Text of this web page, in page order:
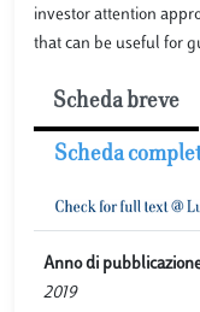
investor attention
that can be useful for
Scheda breve
Scheda
Anno di
2019